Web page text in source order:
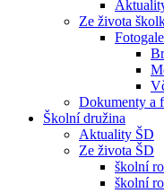
Ze života
Dokumenty a
Školní družina
Aktuality ŠD
Ze života ŠD
školní
školní